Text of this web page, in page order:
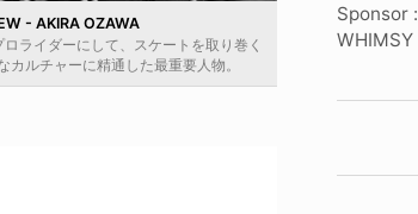
- AKIRA OZAWA
ロライダーにして、スケートを取り巻く
カルチャーに精通した最重要人物。
Sponsor :
WHIMSY